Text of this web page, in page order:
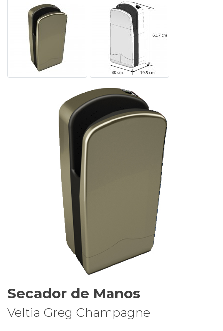
Secador de Manos
Veltia Greg Champagne